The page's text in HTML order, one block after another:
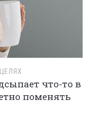
что-то в
поменять